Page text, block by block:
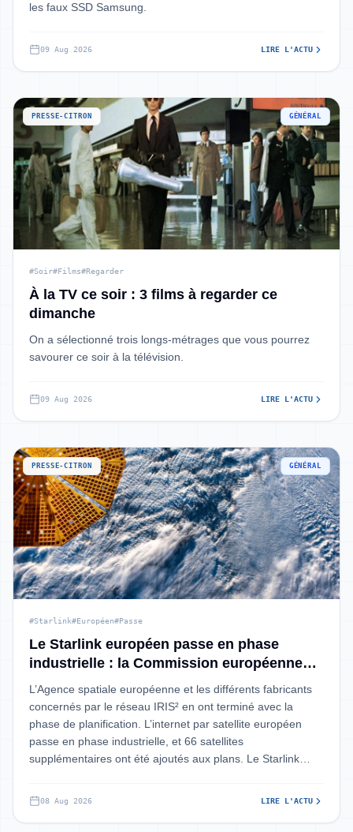
les faux SSD Samsung.
09 Aug 2026 LIRE L'ACTU
PRESSE-CITRON GÉNÉRAL
#Soir#Films#Regarder
À la TV ce soir : 3 films à regarder ce
dimanche
On a sélectionné trois longs-métrages que vous pourrez
savourer ce soir à la télévision.
09 Aug 2026 LIRE L'ACTU
PRESSE-CITRON GÉNÉRAL
#Starlink#Européen#Passe
Le Starlink européen passe en phase
industrielle : la Commission européenne
valide tout le projet IRIS²
L’Agence spatiale européenne et les différents fabricants
concernés par le réseau IRIS² en ont terminé avec la
phase de planification. L’internet par satellite européen
passe en phase industrielle, et 66 satellites
supplémentaires ont été ajoutés aux plans. Le Starlink
08 Aug 2026 LIRE L'ACTU